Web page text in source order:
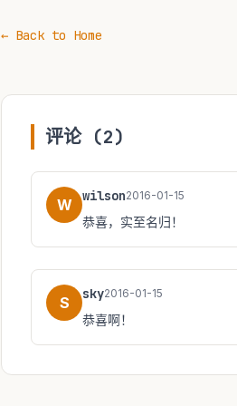
← Back to Home
评论 (2)
W wilson2016-01-15
恭喜，实至名归！
S sky2016-01-15
恭喜啊！